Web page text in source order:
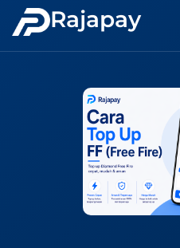
Rajapay